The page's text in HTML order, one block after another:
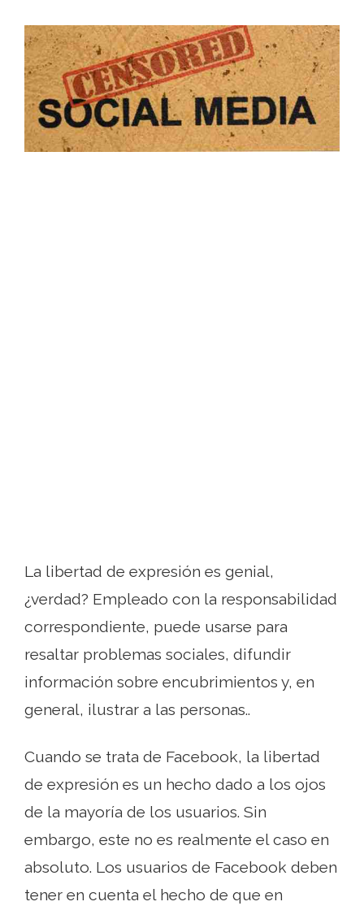
La libertad de expresión es genial,
¿verdad? Empleado con la responsabilidad
correspondiente, puede usarse para
resaltar problemas sociales, difundir
información sobre encubrimientos y, en
general, ilustrar a las personas..
Cuando se trata de Facebook, la libertad
de expresión es un hecho dado a los ojos
de la mayoría de los usuarios. Sin
embargo, este no es realmente el caso en
absoluto. Los usuarios de Facebook deben
tener en cuenta el hecho de que en